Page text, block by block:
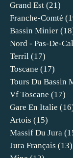
Grand Est (21)
Franche-Comté
Bassin Minier
Nord - Pas-De-
Terril (17)
Toscane (17)
Tours Du Bassin
Vf Toscane (17)
Gare En Italie
Artois (15)
Massif Du Jura
Jura Français (13)